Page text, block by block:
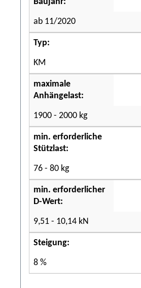
ab 11/2020
Typ:
KM
maximale
Anhängelast:
1900 - 2000 kg
min. erforderliche
Stützlast:
76 - 80 kg
min. erforderlicher
D-Wert:
9,51 - 10,14 kN
Steigung:
8 %